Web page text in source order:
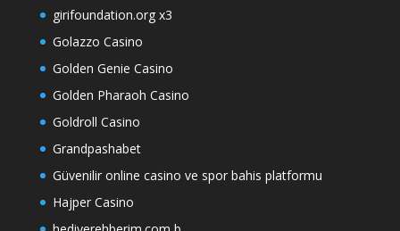
girifoundation.org x3
Golazzo Casino
Golden Genie Casino
Golden Pharaoh Casino
Goldroll Casino
Grandpashabet
Güvenilir online casino ve spor bahis platformu
Hajper Casino